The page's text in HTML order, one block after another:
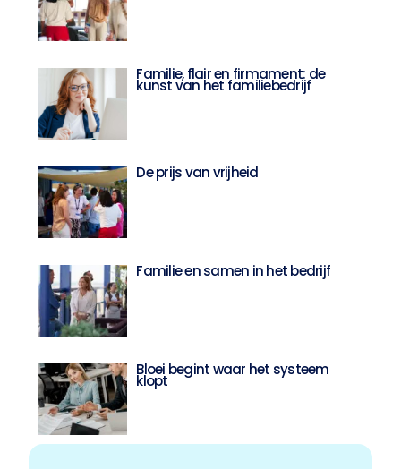
Familie, flair en firmament: de
kunst van het familiebedrijf
De prijs van vrijheid
Familie en samen in het bedrijf
Bloei begint waar het systeem
klopt